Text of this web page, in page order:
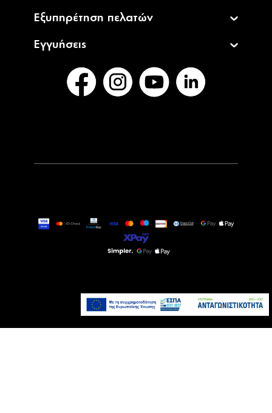
Διαθέσιμο Κατόπιν
399,00€
Εξυπηρέτηση πελατών
Εγγυήσεις